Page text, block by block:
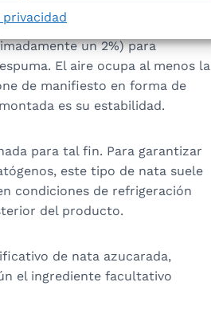
(entre ellos, estabilizantes), y
un 2%) para
El aire ocupa al menos la
de manifiesto en forma de
es su estabilidad.
para tal fin. Para garantizar
este tipo de nata suele
condiciones de refrigeración
del producto.
de nata azucarada,
el ingrediente facultativo